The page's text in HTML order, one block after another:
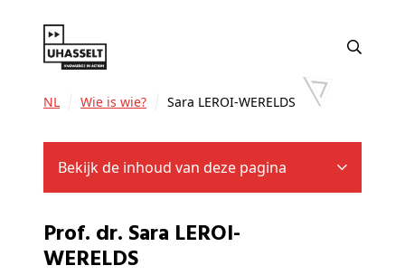
NL Wie is wie? Sara LEROI-WERELDS
Bekijk de inhoud van deze pagina
Prof. dr. Sara LEROI-
WERELDS